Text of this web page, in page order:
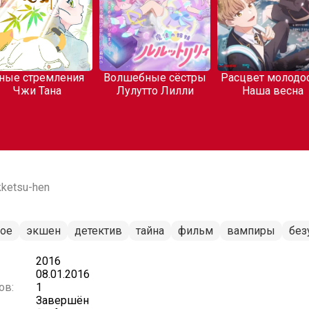
стремления
Чжи Тана
Волшебные сёстры
Лулутто Лилли
Расцвет
Наша весна
hen
экшен детектив тайна фильм вампиры
2016
08.01.2016
1
Завершён